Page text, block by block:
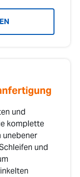
und
komplette
unebener
und